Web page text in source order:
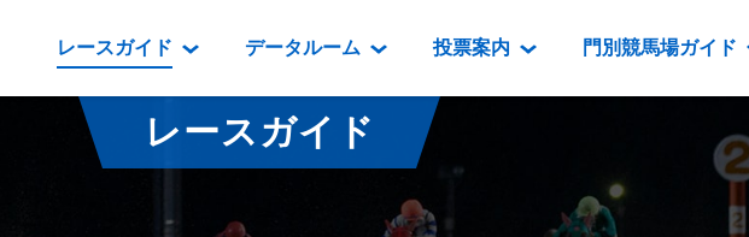
レースガイド
レース情報
番組・級別表ダウンロード
データルーム
データルーム
騎手・調教師紹介
映像コンテンツ
重賞競走VTR
重賞競走参考VTR
投票案内
電話・インターネット投票
場外発売所
門別競馬場ガイド
門別競馬場情報
門別競馬場グルメ
とねっこジンギスカン
レースガイド